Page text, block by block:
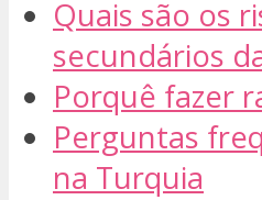
Quais são os
secundários
Porquê fazer
Perguntas
na Turquia